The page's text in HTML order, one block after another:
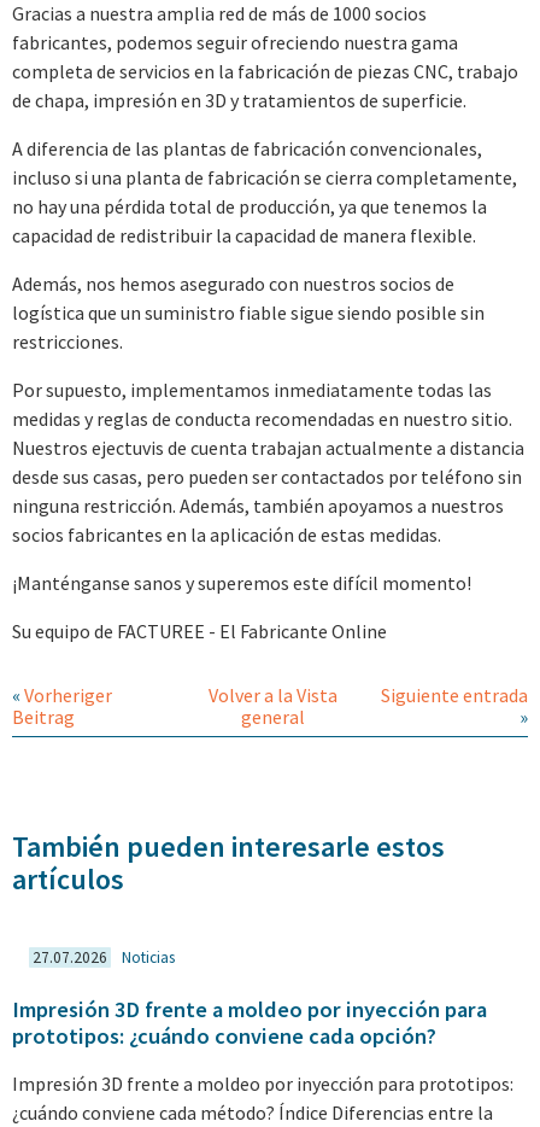
Gracias a nuestra amplia red de más de 1000 socios
fabricantes, podemos seguir ofreciendo nuestra gama
completa de servicios en la fabricación de piezas CNC, trabajo
de chapa, impresión en 3D y tratamientos de superficie.
A diferencia de las plantas de fabricación convencionales,
incluso si una planta de fabricación se cierra completamente,
no hay una pérdida total de producción, ya que tenemos la
capacidad de redistribuir la capacidad de manera flexible.
Además, nos hemos asegurado con nuestros socios de
logística que un suministro fiable sigue siendo posible sin
restricciones.
Por supuesto, implementamos inmediatamente todas las
medidas y reglas de conducta recomendadas en nuestro sitio.
Nuestros ejectuvis de cuenta trabajan actualmente a distancia
desde sus casas, pero pueden ser contactados por teléfono sin
ninguna restricción. Además, también apoyamos a nuestros
socios fabricantes en la aplicación de estas medidas.
¡Manténganse sanos y superemos este difícil momento!
Su equipo de FACTUREE - El Fabricante Online
« Vorheriger
Beitrag
Volver a la Vista
general
Siguiente entrada
»
También pueden interesarle estos
artículos
27.07.2026 Noticias
Impresión 3D frente a moldeo por inyección para
prototipos: ¿cuándo conviene cada opción?
Impresión 3D frente a moldeo por inyección para prototipos:
¿cuándo conviene cada método? Índice Diferencias entre la